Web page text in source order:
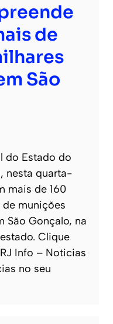
de
São
do Estado do
nesta quarta-
mais de 160
munições
São Gonçalo, na
Clique
Info – Noticias
no seu